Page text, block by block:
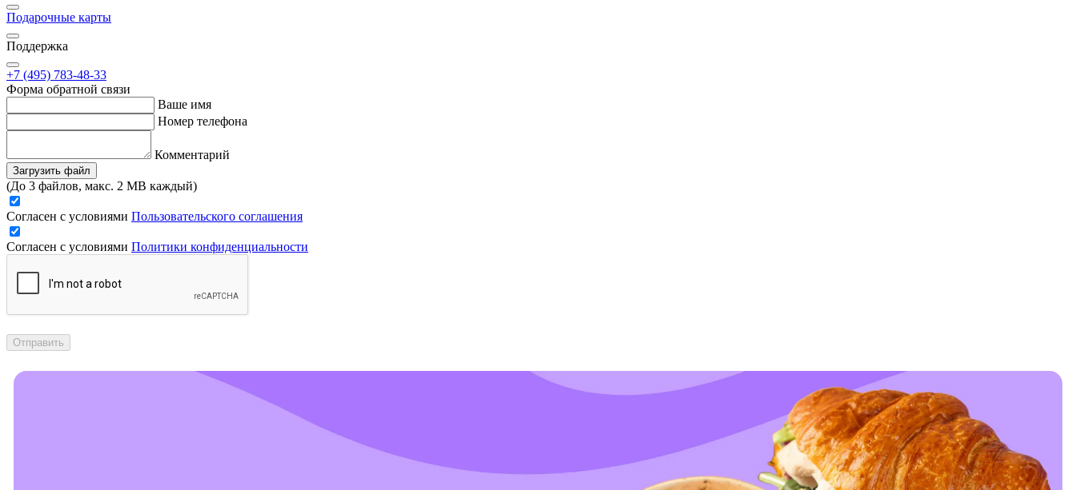
Подарочные карты
Поддержка
+7 (495) 783-48-33
Форма обратной связи
Ваше имя
Номер телефона
Комментарий
Загрузить файл
(До 3 файлов, макс. 2 MB каждый)
Согласен с условиями Пользовательского соглашения
Согласен с условиями Политики конфиденциальности
Отправить